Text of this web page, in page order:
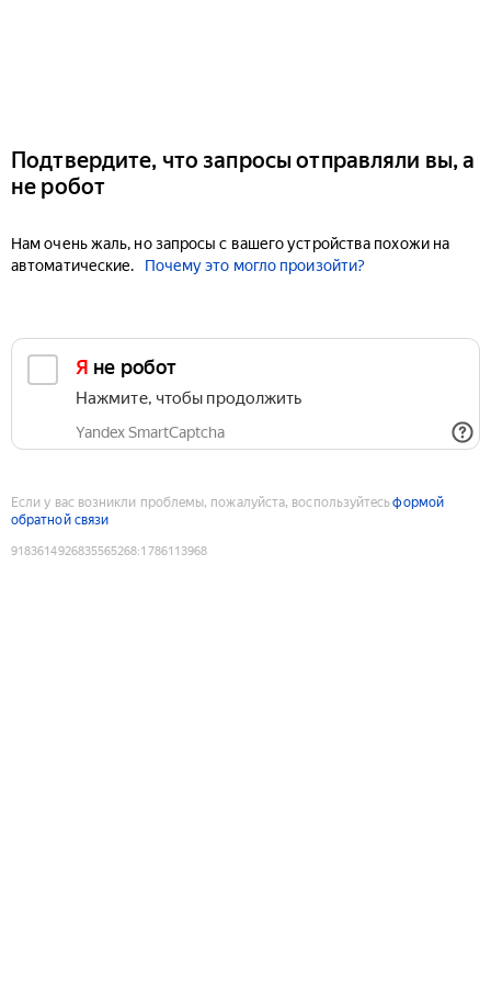
Подтвердите, что запросы отправляли вы, а
не робот
Нам очень жаль, но запросы с вашего устройства похожи на
автоматические.
Почему это могло произойти?
Я не робот
Нажмите, чтобы продолжить
Yandex SmartCaptcha
Если у вас возникли проблемы, пожалуйста, воспользуйтесьформой
обратной связи
9183614926835565268:1786113968